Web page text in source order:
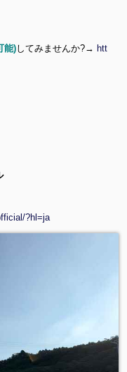
能)してみませんか?→ htt
?hl=ja